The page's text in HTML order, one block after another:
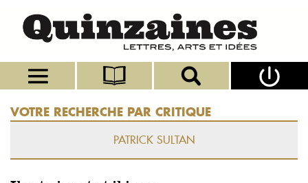
VOTRE RECHERCHE PAR CRITIQUE
PATRICK SULTAN